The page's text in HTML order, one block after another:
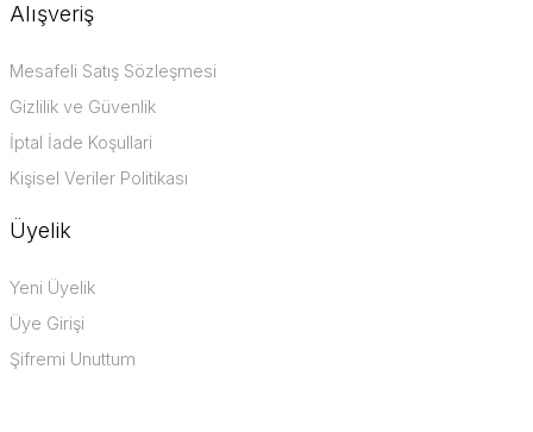
Alışveriş
Mesafeli Satış Sözleşmesi
Gizlilik ve Güvenlik
İptal İade Koşullari
Kişisel Veriler Politikası
Üyelik
Yeni Üyelik
Üye Girişi
Şifremi Unuttum